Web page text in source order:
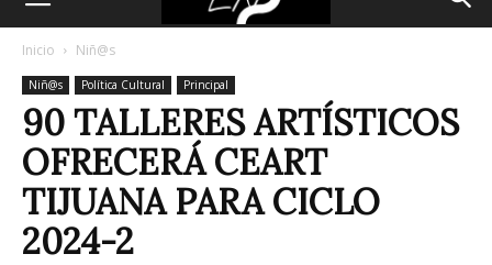
Inicio Niñ@s
Niñ@s Política Cultural Principal
90 TALLERES ARTÍSTICOS
OFRECERÁ CEART
TIJUANA PARA CICLO
2024-2